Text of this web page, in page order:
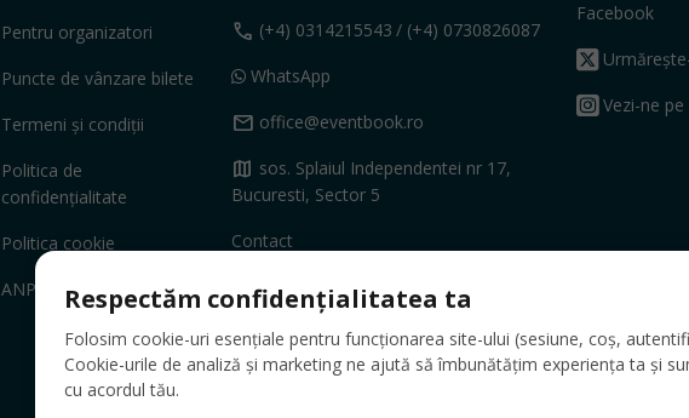
Pentru organizatori
Puncte de vânzare bilete
Termeni și condiții
Politica de
confidențialitate
Politica cookie
ANPC
call (+4) 0314215543 / (+4) 0730826087
WhatsApp
mail office@eventbook.ro
map sos. Splaiul Independentei nr 17,
Bucuresti, Sector 5
Contact
Facebook
Vezi-ne pe
Respectăm confidențialitatea ta
Folosim cookie-uri esențiale pentru funcționarea site-ului (sesiune, coș,
Cookie-urile de analiză și marketing ne ajută să îmbunătățim experiența ta și
cu acordul tău.